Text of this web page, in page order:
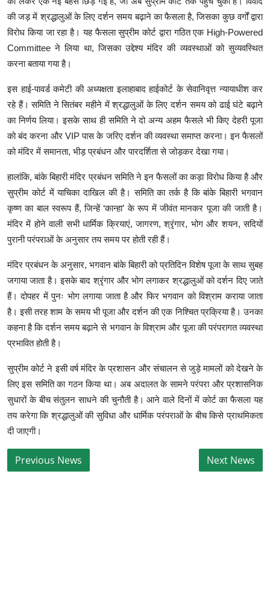
की जड़ में श्रद्धालुओं के लिए दर्शन समय बढ़ाने का फैसला है, जिसका कुछ वर्गों द्वारा
विरोध किया जा रहा है। यह फैसला सुप्रीम कोर्ट द्वारा गठित एक High-Powered
Committee ने लिया था, जिसका उद्देश्य मंदिर की व्यवस्थाओं को सुव्यवस्थित
करना बताया गया है।
इस हाई-पावर्ड कमेटी की अध्यक्षता इलाहाबाद हाईकोर्ट के सेवानिवृत्त न्यायाधीश कर
रहे हैं। समिति ने सितंबर महीने में श्रद्धालुओं के लिए दर्शन समय को ढाई घंटे बढ़ाने
का निर्णय लिया। इसके साथ ही समिति ने दो अन्य अहम फैसले भी किए देहरी पूजा
को बंद करना और VIP पास के जरिए दर्शन की व्यवस्था समाप्त करना। इन फैसलों
को मंदिर में समानता, भीड़ प्रबंधन और पारदर्शिता से जोड़कर देखा गया।
हालांकि, बांके बिहारी मंदिर प्रबंधन समिति ने इन फैसलों का कड़ा विरोध किया है और
सुप्रीम कोर्ट में याचिका दाखिल की है। समिति का तर्क है कि बांके बिहारी भगवान
कृष्ण का बाल स्वरूप हैं, जिन्हें ‘कान्हा’ के रूप में जीवंत मानकर पूजा की जाती है।
मंदिर में होने वाली सभी धार्मिक क्रियाएं, जागरण, श्रृंगार, भोग और शयन, सदियों
पुरानी परंपराओं के अनुसार तय समय पर होती रही हैं।
मंदिर प्रबंधन के अनुसार, भगवान बांके बिहारी को प्रतिदिन विशेष पूजा के साथ सुबह
जगाया जाता है। इसके बाद श्रृंगार और भोग लगाकर श्रद्धालुओं को दर्शन दिए जाते
हैं। दोपहर में पुनः भोग लगाया जाता है और फिर भगवान को विश्राम कराया जाता
है। इसी तरह शाम के समय भी पूजा और दर्शन की एक निश्चित प्रक्रिया है। उनका
कहना है कि दर्शन समय बढ़ाने से भगवान के विश्राम और पूजा की परंपरागत व्यवस्था
प्रभावित होती है।
सुप्रीम कोर्ट ने इसी वर्ष मंदिर के प्रशासन और संचालन से जुड़े मामलों को देखने के
लिए इस समिति का गठन किया था। अब अदालत के सामने परंपरा और प्रशासनिक
सुधारों के बीच संतुलन साधने की चुनौती है। आने वाले दिनों में कोर्ट का फैसला यह
तय करेगा कि श्रद्धालुओं की सुविधा और धार्मिक परंपराओं के बीच किसे प्राथमिकता
दी जाएगी।